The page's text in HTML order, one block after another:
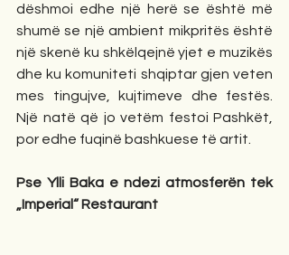
dëshmoi edhe një herë se është më
shumë se një ambient mikpritës është
një skenë ku shkëlqejnë yjet e muzikës
dhe ku komuniteti shqiptar gjen veten
mes tingujve, kujtimeve dhe festës.
Një natë që jo vetëm festoi Pashkët,
por edhe fuqinë bashkuese të artit.
Pse Ylli Baka e ndezi atmosferën tek
„Imperial“ Restaurant